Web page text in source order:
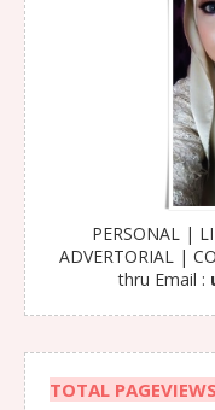
PERSONAL |
ADVERTORIAL |
thru Email :
TOTAL PAGEVIEWS